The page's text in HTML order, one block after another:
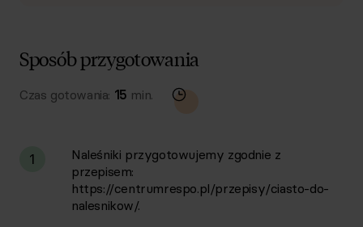
Sposób przygotowania
Czas gotowania: 15 min.
1
Naleśniki przygotowujemy zgodnie z
przepisem:
https://centrumrespo.pl/przepisy/ciasto-do-
nalesnikow/.